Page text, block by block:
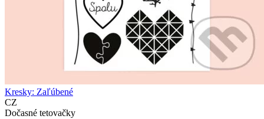
Kresky: Zaľúbené
CZ
Dočasné tetovačky